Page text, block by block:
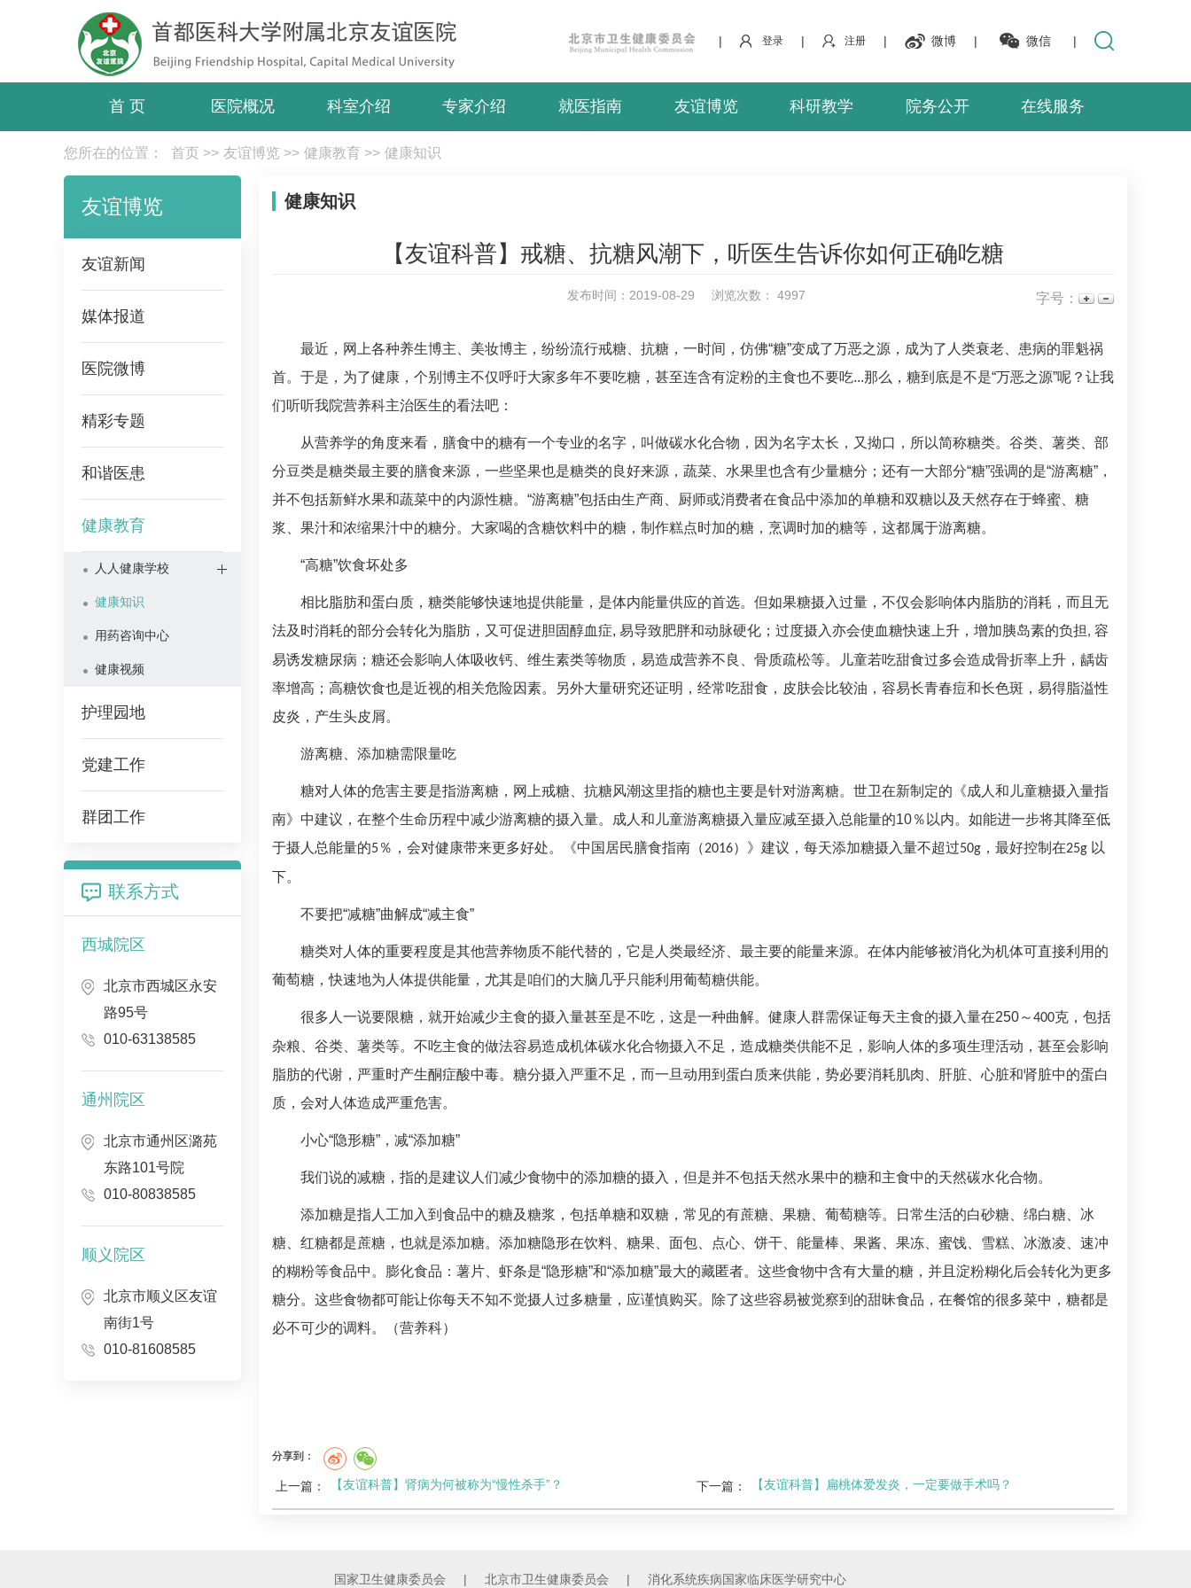
| 登录 | 注册 | 微博 | 微信 |
首 页 医院概况 科室介绍 专家介绍 就医指南 友谊博览 科研教学 院务公开 在线服务
您所在的位置： 首页 >> 友谊博览 >> 健康教育 >> 健康知识
友谊博览
友谊新闻
媒体报道
医院微博
精彩专题
和谐医患
健康教育
人人健康学校
健康知识
用药咨询中心
健康视频
护理园地
党建工作
群团工作
联系方式
西城院区
北京市西城区永安
路95号
010-63138585
通州院区
北京市通州区潞苑
东路101号院
010-80838585
顺义院区
北京市顺义区友谊
南街1号
010-81608585
健康知识
【友谊科普】戒糖、抗糖风潮下，听医生告诉你如何正确吃糖
发布时间：2019-08-29 浏览次数： 4997 字号：
最近，网上各种养生博主、美妆博主，纷纷流行戒糖、抗糖，一时间，仿佛“糖”变成了万恶之源，成为了人类衰老、患病的罪魁祸
首。于是，为了健康，个别博主不仅呼吁大家多年不要吃糖，甚至连含有淀粉的主食也不要吃...那么，糖到底是不是“万恶之源”呢？让我
们听听我院营养科主治医生的看法吧：
从营养学的角度来看，膳食中的糖有一个专业的名字，叫做碳水化合物，因为名字太长，又拗口，所以简称糖类。谷类、薯类、部
分豆类是糖类最主要的膳食来源，一些坚果也是糖类的良好来源，蔬菜、水果里也含有少量糖分；还有一大部分“糖”强调的是“游离糖”，
并不包括新鲜水果和蔬菜中的内源性糖。“游离糖”包括由生产商、厨师或消费者在食品中添加的单糖和双糖以及天然存在于蜂蜜、糖
浆、果汁和浓缩果汁中的糖分。大家喝的含糖饮料中的糖，制作糕点时加的糖，烹调时加的糖等，这都属于游离糖。
“高糖”饮食坏处多
相比脂肪和蛋白质，糖类能够快速地提供能量，是体内能量供应的首选。但如果糖摄入过量，不仅会影响体内脂肪的消耗，而且无
法及时消耗的部分会转化为脂肪，又可促进胆固醇血症, 易导致肥胖和动脉硬化；过度摄入亦会使血糖快速上升，增加胰岛素的负担, 容
易诱发糖尿病 ；糖还会影响人体吸收钙、维生素类等物质，易造成营养不良、骨质疏松等。儿童若吃甜食过多会造成骨折率上升，龋齿
率增高；高糖饮食也是近视的相关危险因素。另外大量研究还证明，经常吃甜食，皮肤会比较油，容易长青春痘和长色斑，易得脂溢性
皮炎，产生头皮屑。
游离糖、添加糖需限量吃
糖对人体的危害主要是指游离糖，网上戒糖、抗糖风潮这里指的糖也主要是针对游离糖。 世卫在新制定的《成人和儿童糖摄入量指
南》中建议，在整个生命历程中减少游离糖的摄入量。成人和儿童游离糖摄入量应减至摄入总能量的10％以内。如能进一步将其降至低
于摄人总能量的5％，会对健康带来更多好处。《中国居民膳食指南（2016）》建议，每天添加糖摄入量不超过50g，最好控制在25g 以
下。
不要把“减糖”曲解成“减主食”
糖类对人体的重要程度是其他营养物质不能代替的，它是人类最经济、最主要的能量来源。 在体内能够被消化为机体可直接利用的
葡萄糖，快速地为人体提供能量，尤其是咱们的大脑几乎只能利用葡萄糖供能。
很多人一说要限糖，就开始减少主食的摄入量甚至是不吃，这是一种曲解。健康人群需保证每天主食的摄入量在250～400克，包括
杂粮、谷类、薯类等。不吃主食的做法容易造成机体碳水化合物摄入不足，造成糖类供能不足，影响人体的多项生理活动，甚至会影响
脂肪的代谢，严重时产生酮症酸中毒。糖分摄入严重不足，而一旦动用到蛋白质来供能，势必要消耗肌肉、肝脏、心脏和肾脏中的蛋白
质，会对人体造成严重危害。
小心“隐形糖”，减“添加糖”
我们说的减糖，指的是建议人们减少食物中的添加糖的摄入，但是并不包括天然水果中的糖和主食中的天然碳水化合物。
添加糖是指人工加入到食品中的糖及糖浆，包括单糖和双糖，常见的有蔗糖、果糖、葡萄糖等。日常生活的白砂糖、绵白糖、冰
糖、红糖都是蔗糖，也就是添加糖。添加糖隐形在饮料、糖果、面包、点心、饼干、能量棒、果酱、果冻、蜜饯、雪糕、冰激凌、速冲
的糊粉等食品中。膨化食品：薯片、虾条是“隐形糖”和“添加糖”最大的藏匿者。这些食物中含有大量的糖，并且淀粉糊化后会转化为更多
糖分。这些食物都可能让你每天不知不觉摄人过多糖量，应谨慎购买。除了这些容易被觉察到的甜昧食品，在餐馆的很多菜中，糖都是
必不可少的调料。（营养科）
分享到：
上一篇： 【友谊科普】肾病为何被称为“慢性杀手”？ 下一篇： 【友谊科普】扁桃体爱发炎，一定要做手术吗？
国家卫生健康委员会 | 北京市卫生健康委员会 | 消化系统疾病国家临床医学研究中心